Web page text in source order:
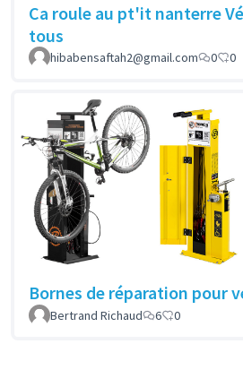
Ca roule au pt'it nanterre
tous
hibabensaftah2@gmail.com 0 0
Bornes de réparation pour
Bertrand Richaud
6 0